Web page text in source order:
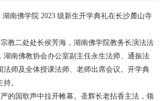
湖南佛学院 2023 级新生开学典礼在长沙麓山寺
教二处处长侯芳海，湖南佛学院教务长演法法
湖南佛教协会办公室副主任永生法师、通振法
法师及全体授课法师、老师出席会议。开学典
。
的国歌声中拉开帷幕。圣辉长老拈香主法，领